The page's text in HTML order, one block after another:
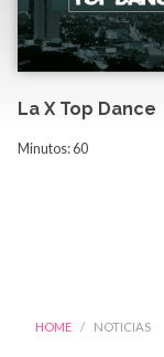
La X Top Dance
Minutos: 60
HOME NOTICIAS